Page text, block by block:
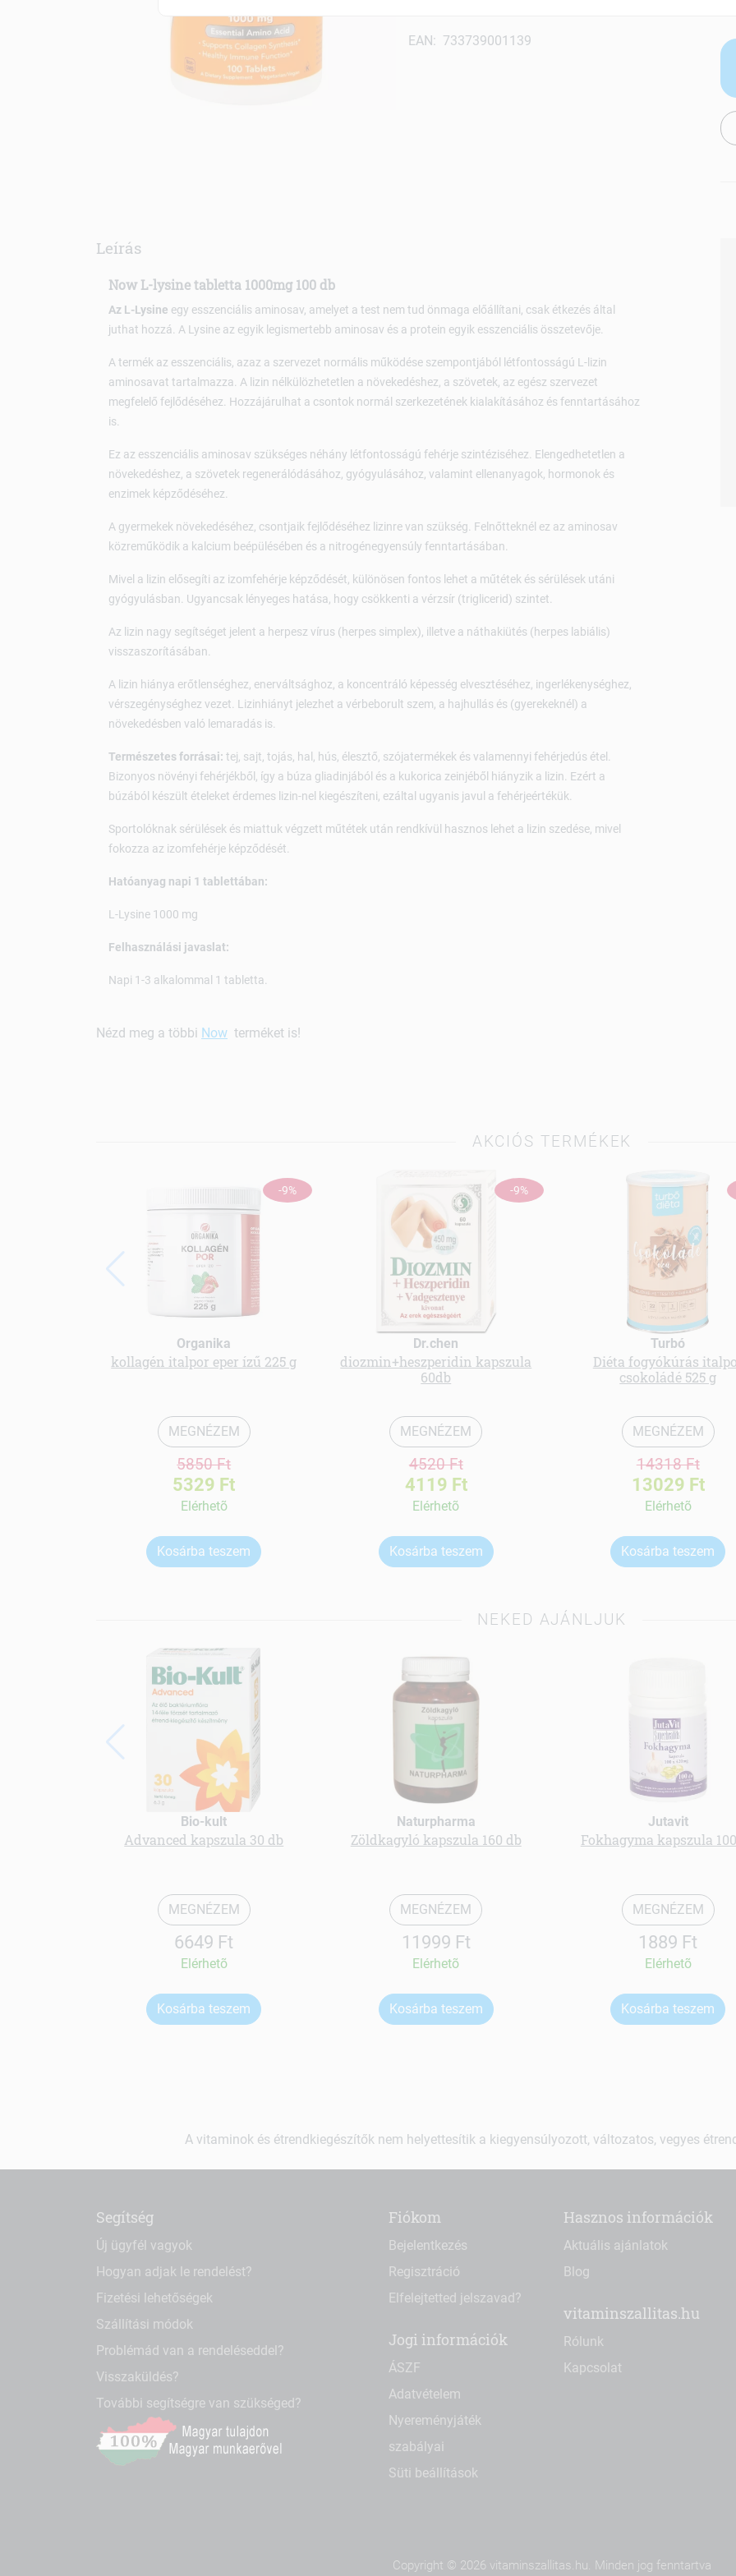
EAN: 733739001139
Leírás
Now L-lysine tabletta 1000mg 100 db
Az L-Lysine egy esszenciális aminosav, amelyet a test nem tud önmaga előállítani, csak étkezés által
juthat hozzá. A Lysine az egyik legismertebb aminosav és a protein egyik esszenciális összetevője.
A termék az esszenciális, azaz a szervezet normális működése szempontjából létfontosságú L-lizin
aminosavat tartalmazza. A lizin nélkülözhetetlen a növekedéshez, a szövetek, az egész szervezet
megfelelő fejlődéséhez. Hozzájárulhat a csontok normál szerkezetének kialakításához és fenntartásához
is.
Ez az esszenciális aminosav szükséges néhány létfontosságú fehérje szintéziséhez. Elengedhetetlen a
növekedéshez, a szövetek regenerálódásához, gyógyulásához, valamint ellenanyagok, hormonok és
enzimek képződéséhez.
A gyermekek növekedéséhez, csontjaik fejlődéséhez lizinre van szükség. Felnőtteknél ez az aminosav
közreműködik a kalcium beépülésében és a nitrogénegyensúly fenn­tartásában.
Mivel a lizin elősegíti az izomfehérje képződését, különösen fontos lehet a műtétek és sérülések utáni
gyógyulásban. Ugyancsak lényeges hatása, hogy csökkenti a vérzsír (triglicerid) szintet.
Az lizin nagy segítséget jelent a herpesz vírus (herpes simplex), illetve a náthakiütés (herpes labiális)
visszaszorításában.
A lizin hiánya erőtlenséghez, enerváltsághoz, a koncentráló képesség elvesztéséhez, ingerlékenységhez,
vérszegénységhez vezet. Lizinhiányt jelezhet a vérbeborult szem, a hajhullás és (gyerekeknél) a
növekedésben való lemaradás is.
Természetes forrásai: tej, sajt, tojás, hal, hús, élesztő, szójatermékek és vala­mennyi fehérjedús étel.
Bizonyos növényi fehérjékből, így a búza gliadinjából és a kukorica zeinjéből hiányzik a lizin. Ezért a
búzából készült ételeket érdemes lizin-nel kiegészíteni, ezáltal ugyanis javul a fehérjeértékük.
Sportolóknak sérülések és miattuk végzett műtétek után rendkívül hasznos lehet a lizin szedése, mivel
fokozza az izomfehérje képződését.
Hatóanyag napi 1 tablettában:
L-Lysine 1000 mg
Felhasználási javaslat:
Napi 1-3 alkalommal 1 tabletta.
Nézd meg a többi Now terméket is!
AKCIÓS TERMÉKEK
-9%
Organika
kollagén italpor eper ízű 225 g
MEGNÉZEM
5850 Ft
5329 Ft
Elérhetõ
Kosárba teszem
-9%
Dr.chen
diozmin+heszperidin kapszula
60db
MEGNÉZEM
4520 Ft
4119 Ft
Elérhetõ
Kosárba teszem
Turbó
Diéta fogyókúrás
csokoládé 525 g
MEGNÉZEM
14318 Ft
13029 Ft
Elérhetõ
Kosárba teszem
NEKED AJÁNLJUK
Bio-kult
Advanced kapszula 30 db
MEGNÉZEM
6649 Ft
Elérhetõ
Kosárba teszem
Naturpharma
Zöldkagyló kapszula 160 db
MEGNÉZEM
11999 Ft
Elérhetõ
Kosárba teszem
Jutavit
Fokhagyma kapszula
MEGNÉZEM
1889 Ft
Elérhetõ
Kosárba teszem
A vitaminok és étrendkiegészítők nem helyettesítik a kiegyensúlyozott, változatos, vegyes
Segítség
Új ügyfél vagyok
Hogyan adjak le rendelést?
Fizetési lehetőségek
Szállítási módok
Problémád van a rendeléseddel?
Visszaküldés?
További segítségre van szükséged?
Fiókom
Bejelentkezés
Regisztráció
Elfelejtetted jelszavad?
Jogi információk
ÁSZF
Adatvételem
Nyereményjáték
szabályai
Süti beállítások
Hasznos információk
Aktuális ajánlatok
Blog
vitaminszallitas.hu
Rólunk
Kapcsolat
Copyright © 2026 vitaminszallitas.hu. Minden jog fenntartva